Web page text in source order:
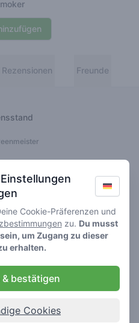
Rezensionen Freunde
Bewertungen
Cookie-Präferenzen und
zu. Du musst
um Zugang zu dieser
erhalten.
bestätigen
Cookies